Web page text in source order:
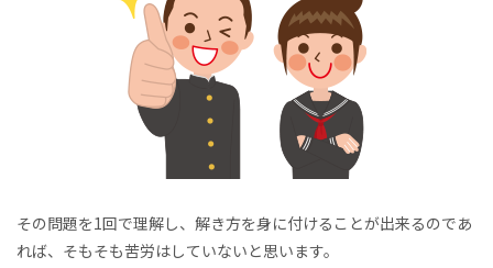
その問題を1回で理解し、解き方を身に付けることが出来るのであ
れば、そもそも苦労はしていないと思います。